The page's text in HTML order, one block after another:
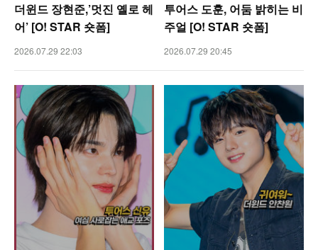
더윈드 장현준,’멋진 옐로 헤
어’ [O! STAR 숏폼]
2026.07.29 22:03
투어스 도훈, 어둠 밝히는 비
주얼 [O! STAR 숏폼]
2026.07.29 20:45